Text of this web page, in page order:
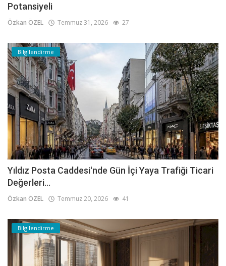
Potansiyeli
Özkan ÖZEL Temmuz 31, 2026 27
Bilgilendirme
Yıldız Posta Caddesi'nde Gün İçi Yaya Trafiği Ticari
Değerleri...
Özkan ÖZEL Temmuz 20, 2026 41
Bilgilendirme